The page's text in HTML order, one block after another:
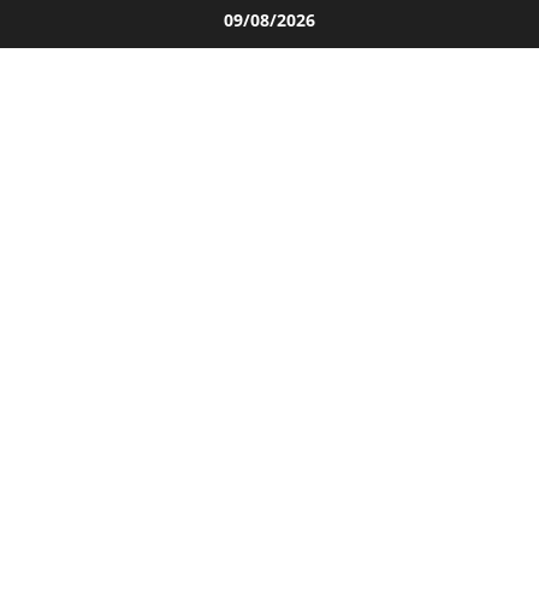
al
09/08/2026